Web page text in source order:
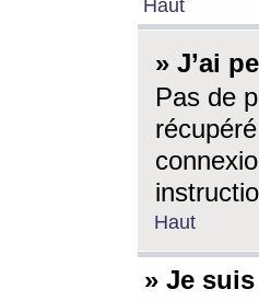
Haut
» J’ai
Pas de
Haut
» Je